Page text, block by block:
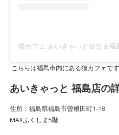
こちらは福島市内にある猫カフェです
あいきゃっと 福島店の
住所：福島県福島市曽根田町1-18
MAXふくしま5階